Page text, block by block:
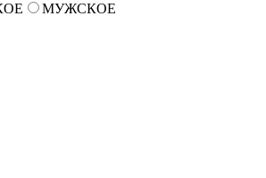
МУЖСКОЕ